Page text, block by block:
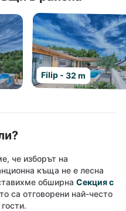
Filip - 32 m
че изборът на
къща не е лесна
обширна Секция с
са отговорени най-често